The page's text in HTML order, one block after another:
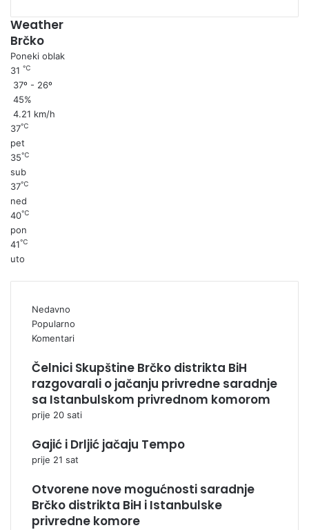
Weather
Brčko
Poneki oblak
31 ℃
37º - 26º
45%
4.21 km/h
37℃
pet
35℃
sub
37℃
ned
40℃
pon
41℃
uto
Nedavno
Popularno
Komentari
Čelnici Skupštine Brčko distrikta BiH
razgovarali o jačanju privredne saradnje
sa Istanbulskom privrednom komorom
prije 20 sati
Gajić i Drljić jačaju Tempo
prije 21 sat
Otvorene nove mogućnosti saradnje
Brčko distrikta BiH i Istanbulske
privredne komore